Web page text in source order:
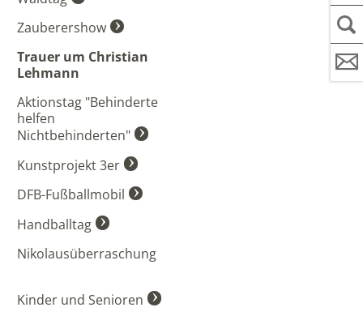
Zauberershow
Trauer um Christian
Lehmann
Aktionstag "Behinderte
helfen
Nichtbehinderten"
Kunstprojekt 3er
DFB-Fußballmobil
Handballtag
Nikolausüberraschung
Kinder und Senioren